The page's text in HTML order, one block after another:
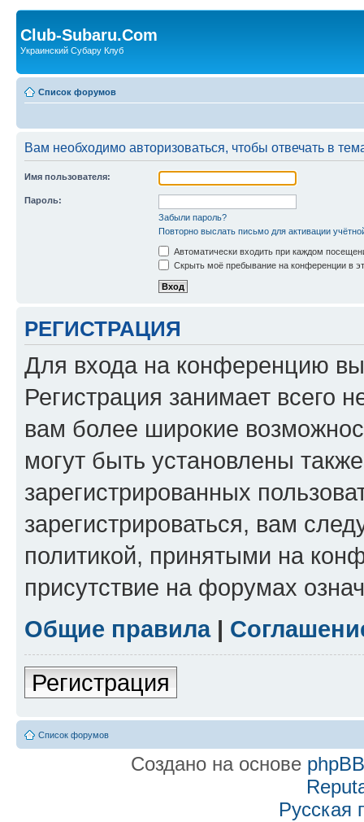
Club-Subaru.Com
Украинский Субару Клуб
Список форумов
Вам необходимо авторизоваться, чтобы отвечать в
Имя пользователя:
Пароль:
Забыли пароль?
Повторно выслать письмо для активации
Автоматически входить при каждом
Скрыть моё пребывание на конференции в
РЕГИСТРАЦИЯ
Для входа на конференцию
Регистрация занимает всего
вам более широкие
могут быть установлены
зарегистрированных
зарегистрироваться, вам
политикой, принятыми на
присутствие на форумах
Общие правила|
Регистрация
Список форумов
Создано на основе phpBB
Русская